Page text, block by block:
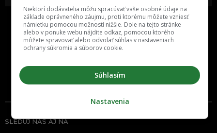
SLEDUJ NÁS AJ NA
Niektorí dodávatelia môžu spracúvať vaše osobné údaje na
základe oprávneného záujmu, proti ktorému môžete vzniesť
námietku pomocou možností nižšie. Dole na tejto stránke
alebo v ponuke webu nájdite odkaz, pomocou ktorého
môžete spravovať alebo odvolať súhlas v nastaveniach
ochrany súkromia a súborov cookie.
Súhlasím
Nastavenia